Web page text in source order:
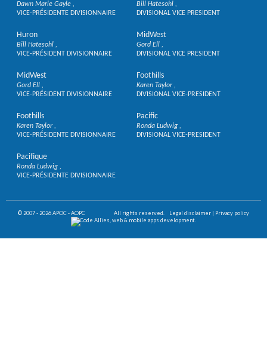
Dawn Marie Gayle
VICE-PRÉSIDENTE DIVISIONNAIRE
Bill Hatesohl
DIVISIONAL VICE PRESIDENT
Huron
Bill Hatesohl
VICE-PRÉSIDENT DIVISIONNAIRE
MidWest
Gord Ell
DIVISIONAL VICE PRESIDENT
MidWest
Gord Ell
VICE-PRÉSIDENT DIVISIONNAIRE
Foothills
Karen Taylor
DIVISIONAL VICE-PRESIDENT
Foothills
Karen Taylor
VICE-PRÉSIDENTE DIVISIONNAIRE
Pacific
Ronda Ludwig
DIVISIONAL VICE-PRESIDENT
Pacifique
Ronda Ludwig
VICE-PRÉSIDENTE DIVISIONNAIRE
© 2007 - 2026 APOC - AOPC All rights reserved. Legal disclaimer | Privacy policy